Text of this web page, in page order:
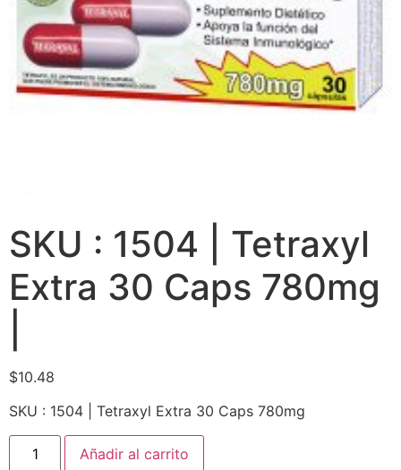
SKU : 1504 | Tetraxyl
Extra 30 Caps 780mg
$10.48
SKU : 1504 | Tetraxyl Extra 30 Caps 780mg
Añadir al carrito